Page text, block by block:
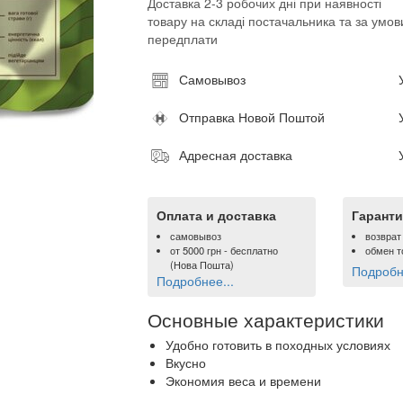
товару на складі постачальника та за
передплати
Самовывоз
Отправка Новой Поштой
Адресная доставка
Оплата и доставка
самовывоз
от5000 грн- бесплатно
(Нова Пошта)
Подробнее...
обмен
Основные характеристики
Удобно готовить в походных условиях
Вкусно
Экономия веса и времени